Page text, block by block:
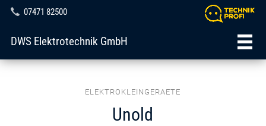
07471 82500
DWS Elektrotechnik GmbH
ELEKTROKLEINGERAETE
Unold